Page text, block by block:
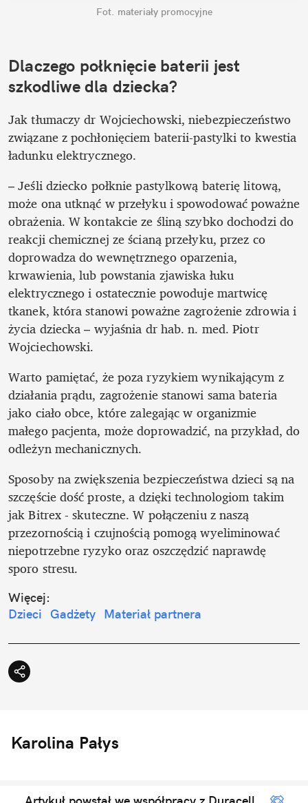
Fot. materiały promocyjne
Dlaczego połknięcie baterii jest
szkodliwe dla dziecka?
Jak tłumaczy dr Wojciechowski, niebezpieczeństwo
związane z pochłonięciem baterii-pastylki to kwestia
ładunku elektrycznego.
– Jeśli dziecko połknie pastylkową baterię litową,
może ona utknąć w przełyku i spowodować poważne
obrażenia. W kontakcie ze śliną szybko dochodzi do
reakcji chemicznej ze ścianą przełyku, przez co
doprowadza do wewnętrznego oparzenia,
krwawienia, lub powstania zjawiska łuku
elektrycznego i ostatecznie powoduje martwicę
tkanek, która stanowi poważne zagrożenie zdrowia i
życia dziecka – wyjaśnia dr hab. n. med. Piotr
Wojciechowski.
Warto pamiętać, że poza ryzykiem wynikającym z
działania prądu, zagrożenie stanowi sama bateria
jako ciało obce, które zalegając w organizmie
małego pacjenta, może doprowadzić, na przykład, do
odleżyn mechanicznych.
Sposoby na zwiększenia bezpieczeństwa dzieci są na
szczęście dość proste, a dzięki technologiom takim
jak Bitrex - skuteczne. W połączeniu z naszą
przezornością i czujnością pomogą wyeliminować
niepotrzebne ryzyko oraz oszczędzić naprawdę
sporo stresu.
Więcej:
Dzieci
Gadżety Materiał partnera
Karolina Pałys